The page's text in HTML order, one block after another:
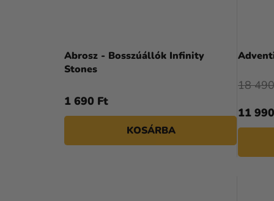
Abrosz - Bosszúállók Infinity
Stones
1 690 Ft
KOSÁRBA
11
18